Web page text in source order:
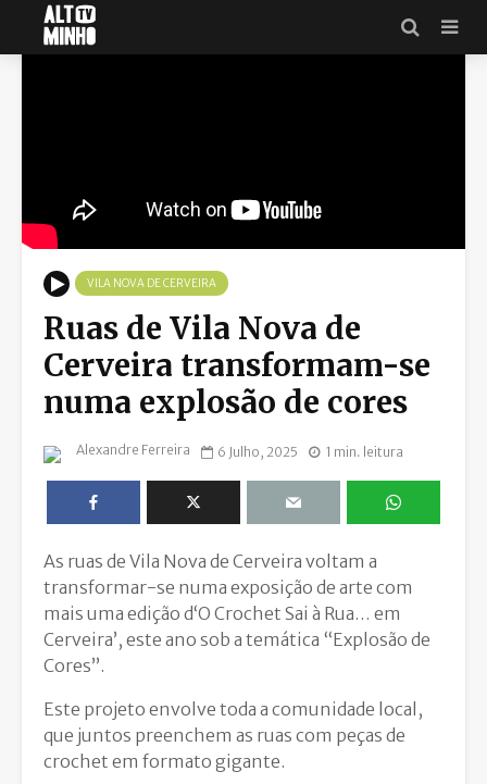
VILA NOVA DE CERVEIRA
Ruas de Vila Nova de
Cerveira transformam-se
numa explosão de cores
Alexandre Ferreira 6 Julho, 2025 1 min. leitura
As ruas de Vila Nova de Cerveira voltam a
transformar-se numa exposição de arte com
mais uma edição d‘O Crochet Sai à Rua… em
Cerveira’, este ano sob a temática “Explosão de
Cores”.
Este projeto envolve toda a comunidade local,
que juntos preenchem as ruas com peças de
crochet em formato gigante.